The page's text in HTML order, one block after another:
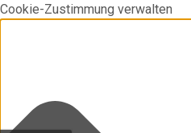
Cookie-Zustimmung verwalten